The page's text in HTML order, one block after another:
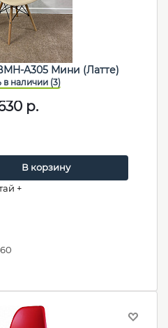
A305 Мини (Латте)
р.
В корзину
+